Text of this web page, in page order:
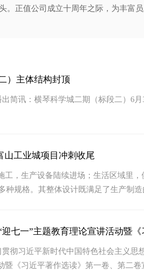
。正值公司成立十周年之际，为丰富
）主体结构封顶
简讯：横琴科学城二期（标段二）6
山工业城项目冲刺收尾
工，生产设备陆续进场；生活区域里
种规格。其整体设计既满足了生产制
彻习近平新时代中国特色社会主义思
暨《习近平著作选读》第一卷、第二